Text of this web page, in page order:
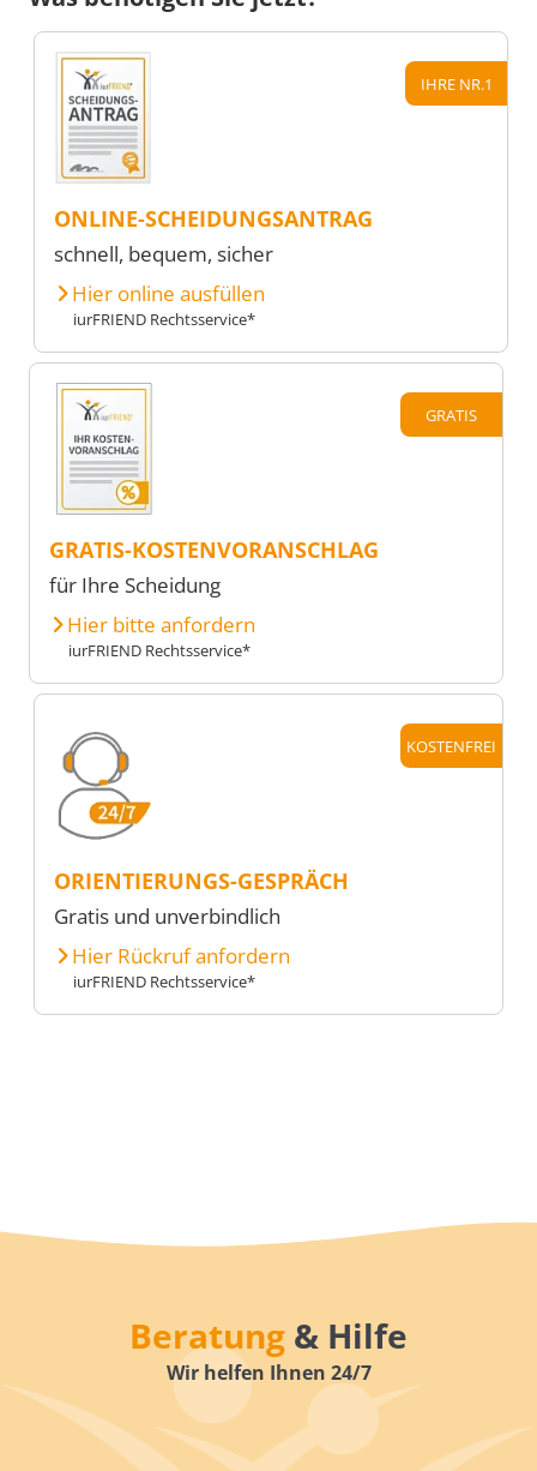
IHRE NR.1
ONLINE-SCHEIDUNGSANTRAG
schnell, bequem, sicher
Hier online ausfüllen
iurFRIEND Rechtsservice*
GRATIS
GRATIS-KOSTENVORANSCHLAG
für Ihre Scheidung
Hier bitte anfordern
iurFRIEND Rechtsservice*
KOSTENFREI
ORIENTIERUNGS-GESPRÄCH
Gratis und unverbindlich
Hier Rückruf anfordern
iurFRIEND Rechtsservice*
Beratung & Hilfe
Wir helfen Ihnen 24/7